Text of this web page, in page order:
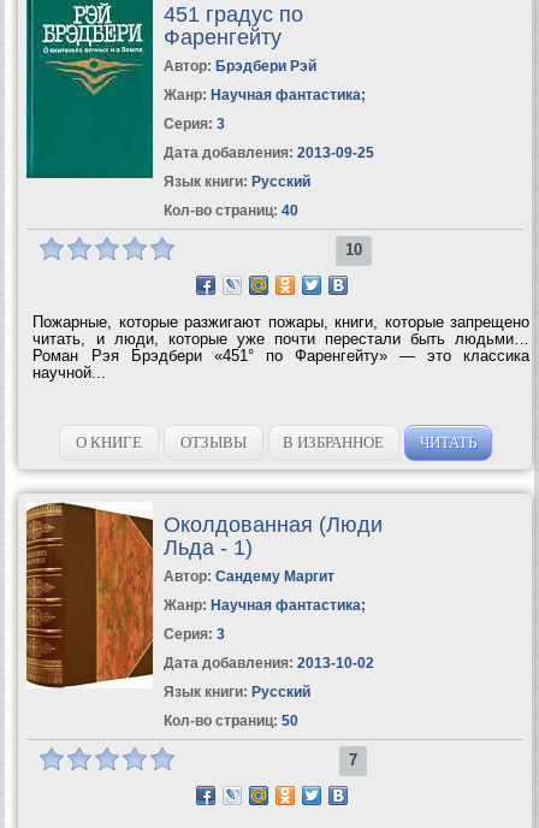
451 градус по
Фаренгейту
Автор: Брэдбери Рэй
Жанр: Научная фантастика;
Серия: 3
Дата добавления: 2013-09-25
Язык книги: Русский
Кол-во страниц: 40
10
Пожарные, которые разжигают пожары, книги, которые запрещено
читать, и люди, которые уже почти перестали быть людьми…
Роман Рэя Брэдбери «451° по Фаренгейту» — это классика
научной...
О КНИГЕ ОТЗЫВЫ В ИЗБРАННОЕ ЧИТАТЬ
Околдованная (Люди
Льда - 1)
Автор: Сандему Маргит
Жанр: Научная фантастика;
Серия: 3
Дата добавления: 2013-10-02
Язык книги: Русский
Кол-во страниц: 50
7